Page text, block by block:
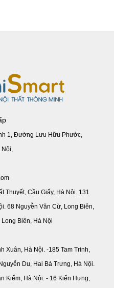
1, Đường Lưu Hữu Phước,
Nội,
Thuyết, Cầu Giấy, Hà Nội. 131
68 Nguyễn Văn Cừ, Long Biên,
Biên, Hà Nội
Xuân, Hà Nội. -185 Tam Trinh,
Du, Hai Bà Trưng, Hà Nội.
Kiếm, Hà Nội. - 16 Kiến Hưng,